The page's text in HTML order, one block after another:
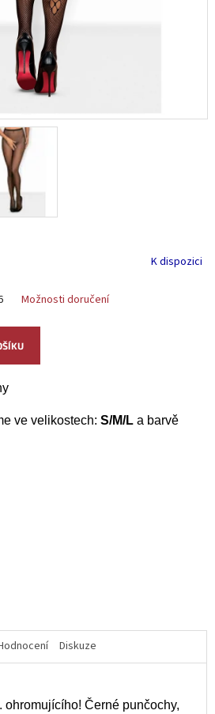
K dispozici
Možnosti doručení
ve velikostech: S/M/L a barvě
Diskuze
ohromujícího! Černé punčochy,